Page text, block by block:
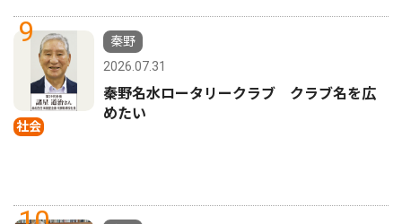
9
社会
秦野
2026.07.31
秦野名水ロータリークラブ クラブ名を広
めたい